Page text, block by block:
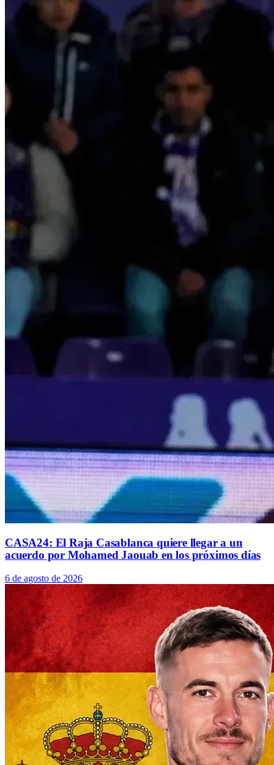
CASA24: El Raja Casablanca quiere llegar a un
acuerdo por Mohamed Jaouab en los próximos días
6 de agosto de 2026